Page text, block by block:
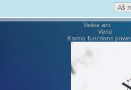
Veikia ant
Vertė Vilius
Karma functions